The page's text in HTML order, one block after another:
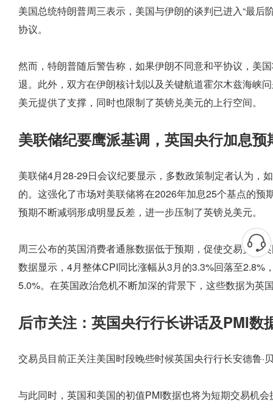
美国总统特朗普周三表示，美国与伊朗的谈判已进入“最
协议。
然而，特朗普随后警告称，如果伊朗不同意和平协议，美
退。此外，双方在伊朗核计划以及关键航道霍尔木兹海峡
美元提供了支撑，同时也限制了英镑兑美元的上行空间。
美联储纪要鹰派基调，英国央行加息预
美联储4月28-29日会议纪要显示，多数政策制定者认为，
的。这强化了市场对美联储将在2026年加息25个基点的
预期不断减弱形成明显反差，进一步压制了英镑兑美元。
周三公布的英国消费者通胀数据低于预期，促使交易员将
数据显示，4月整体CPI同比涨幅从3月的3.3%回落至
5.0%。在英国政治危机不断加深的背景下，这些数据为英
后市关注：英国央行行长讲话及PMI数
交易员目前正关注美国时段晚些时候英国央行行长安德鲁·
与此同时，英国和美国的初值PMI数据也将为短期交易机会